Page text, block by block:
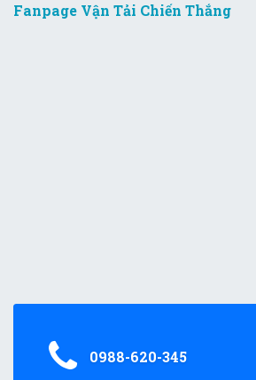
Fanpage Vận Tải Chiến Thắng
0988-620-345